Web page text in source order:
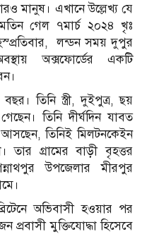
মানুষ। এখানে উল্লেখ্য যে
মতিন গেল ৭মার্চ ২০২৪ খৃঃ
লন্ডন সময় দুপুর
অক্সফোর্ডের একটি
তিনি স্ত্রী, দুইপুত্র, ছয়
তিনি দীর্ঘদিন যাবত
তিনিই মিলটনকেইন
তার গ্রামের বাড়ী বৃহত্তর
উপজেলার মীরপুর
অভিবাসী হওয়ার পর
মুক্তিযোদ্ধা হিসেবে